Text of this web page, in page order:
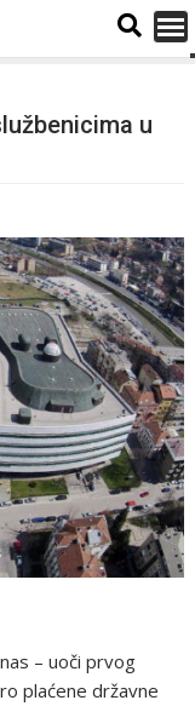
u
– uoči prvog
plaćene državne